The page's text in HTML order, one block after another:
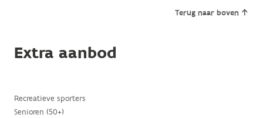
Terug naar boven
Extra aanbod
Recreatieve sporters
Senioren (50+)